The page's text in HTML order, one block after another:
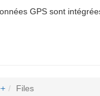
GPS sont
Files